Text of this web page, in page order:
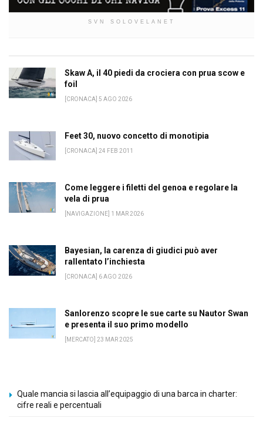
SVN SOLOVELANET
Skaw A, il 40 piedi da crociera con prua scow e
foil
[CRONACA] 5 AGO 2026
Feet 30, nuovo concetto di monotipia
[CRONACA] 24 FEB 2011
Come leggere i filetti del genoa e regolare la
vela di prua
[NAVIGAZIONE] 1 MAR 2026
Bayesian, la carenza di giudici può aver
rallentato l’inchiesta
[CRONACA] 6 AGO 2026
Sanlorenzo scopre le sue carte su Nautor Swan
e presenta il suo primo modello
[MERCATO] 23 MAR 2025
Quale mancia si lascia all’equipaggio di una barca in charter:
cifre reali e percentuali